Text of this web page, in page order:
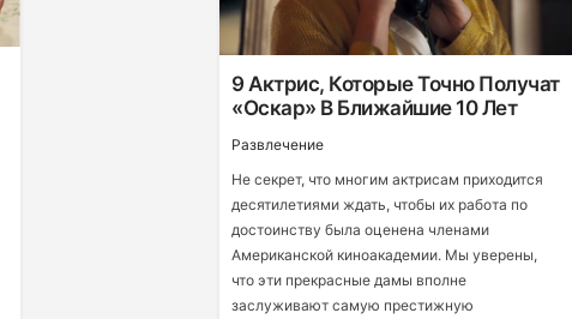
9 Актрис, Которые Точно Получат
«Оскар» В Ближайшие 10 Лет
Развлечение
Не секрет, что многим актрисам приходится
десятилетиями ждать, чтобы их работа по
достоинству была оценена членами
Американской киноакадемии. Мы уверены,
что эти прекрасные дамы вполне
заслуживают самую престижную